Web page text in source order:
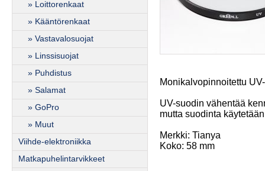
» Loittorenkaat
» Kääntörenkaat
» Vastavalosuojat
» Linssisuojat
» Puhdistus
» Salamat
» GoPro
» Muut
Viihde-elektroniikka
Matkapuhelintarvikkeet
Monikalvopinnoitettu
UV-suodin vähentää
mutta suodinta
Merkki: Tianya
Koko: 58 mm